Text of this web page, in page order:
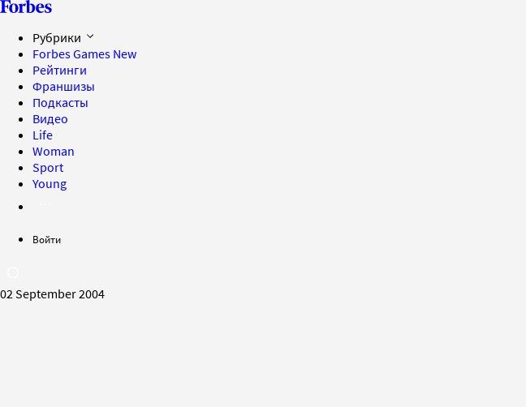
Рубрики
Forbes Games New
Рейтинги
Франшизы
Подкасты
Видео
Life
Woman
Sport
Young
Войти
02 September 2004